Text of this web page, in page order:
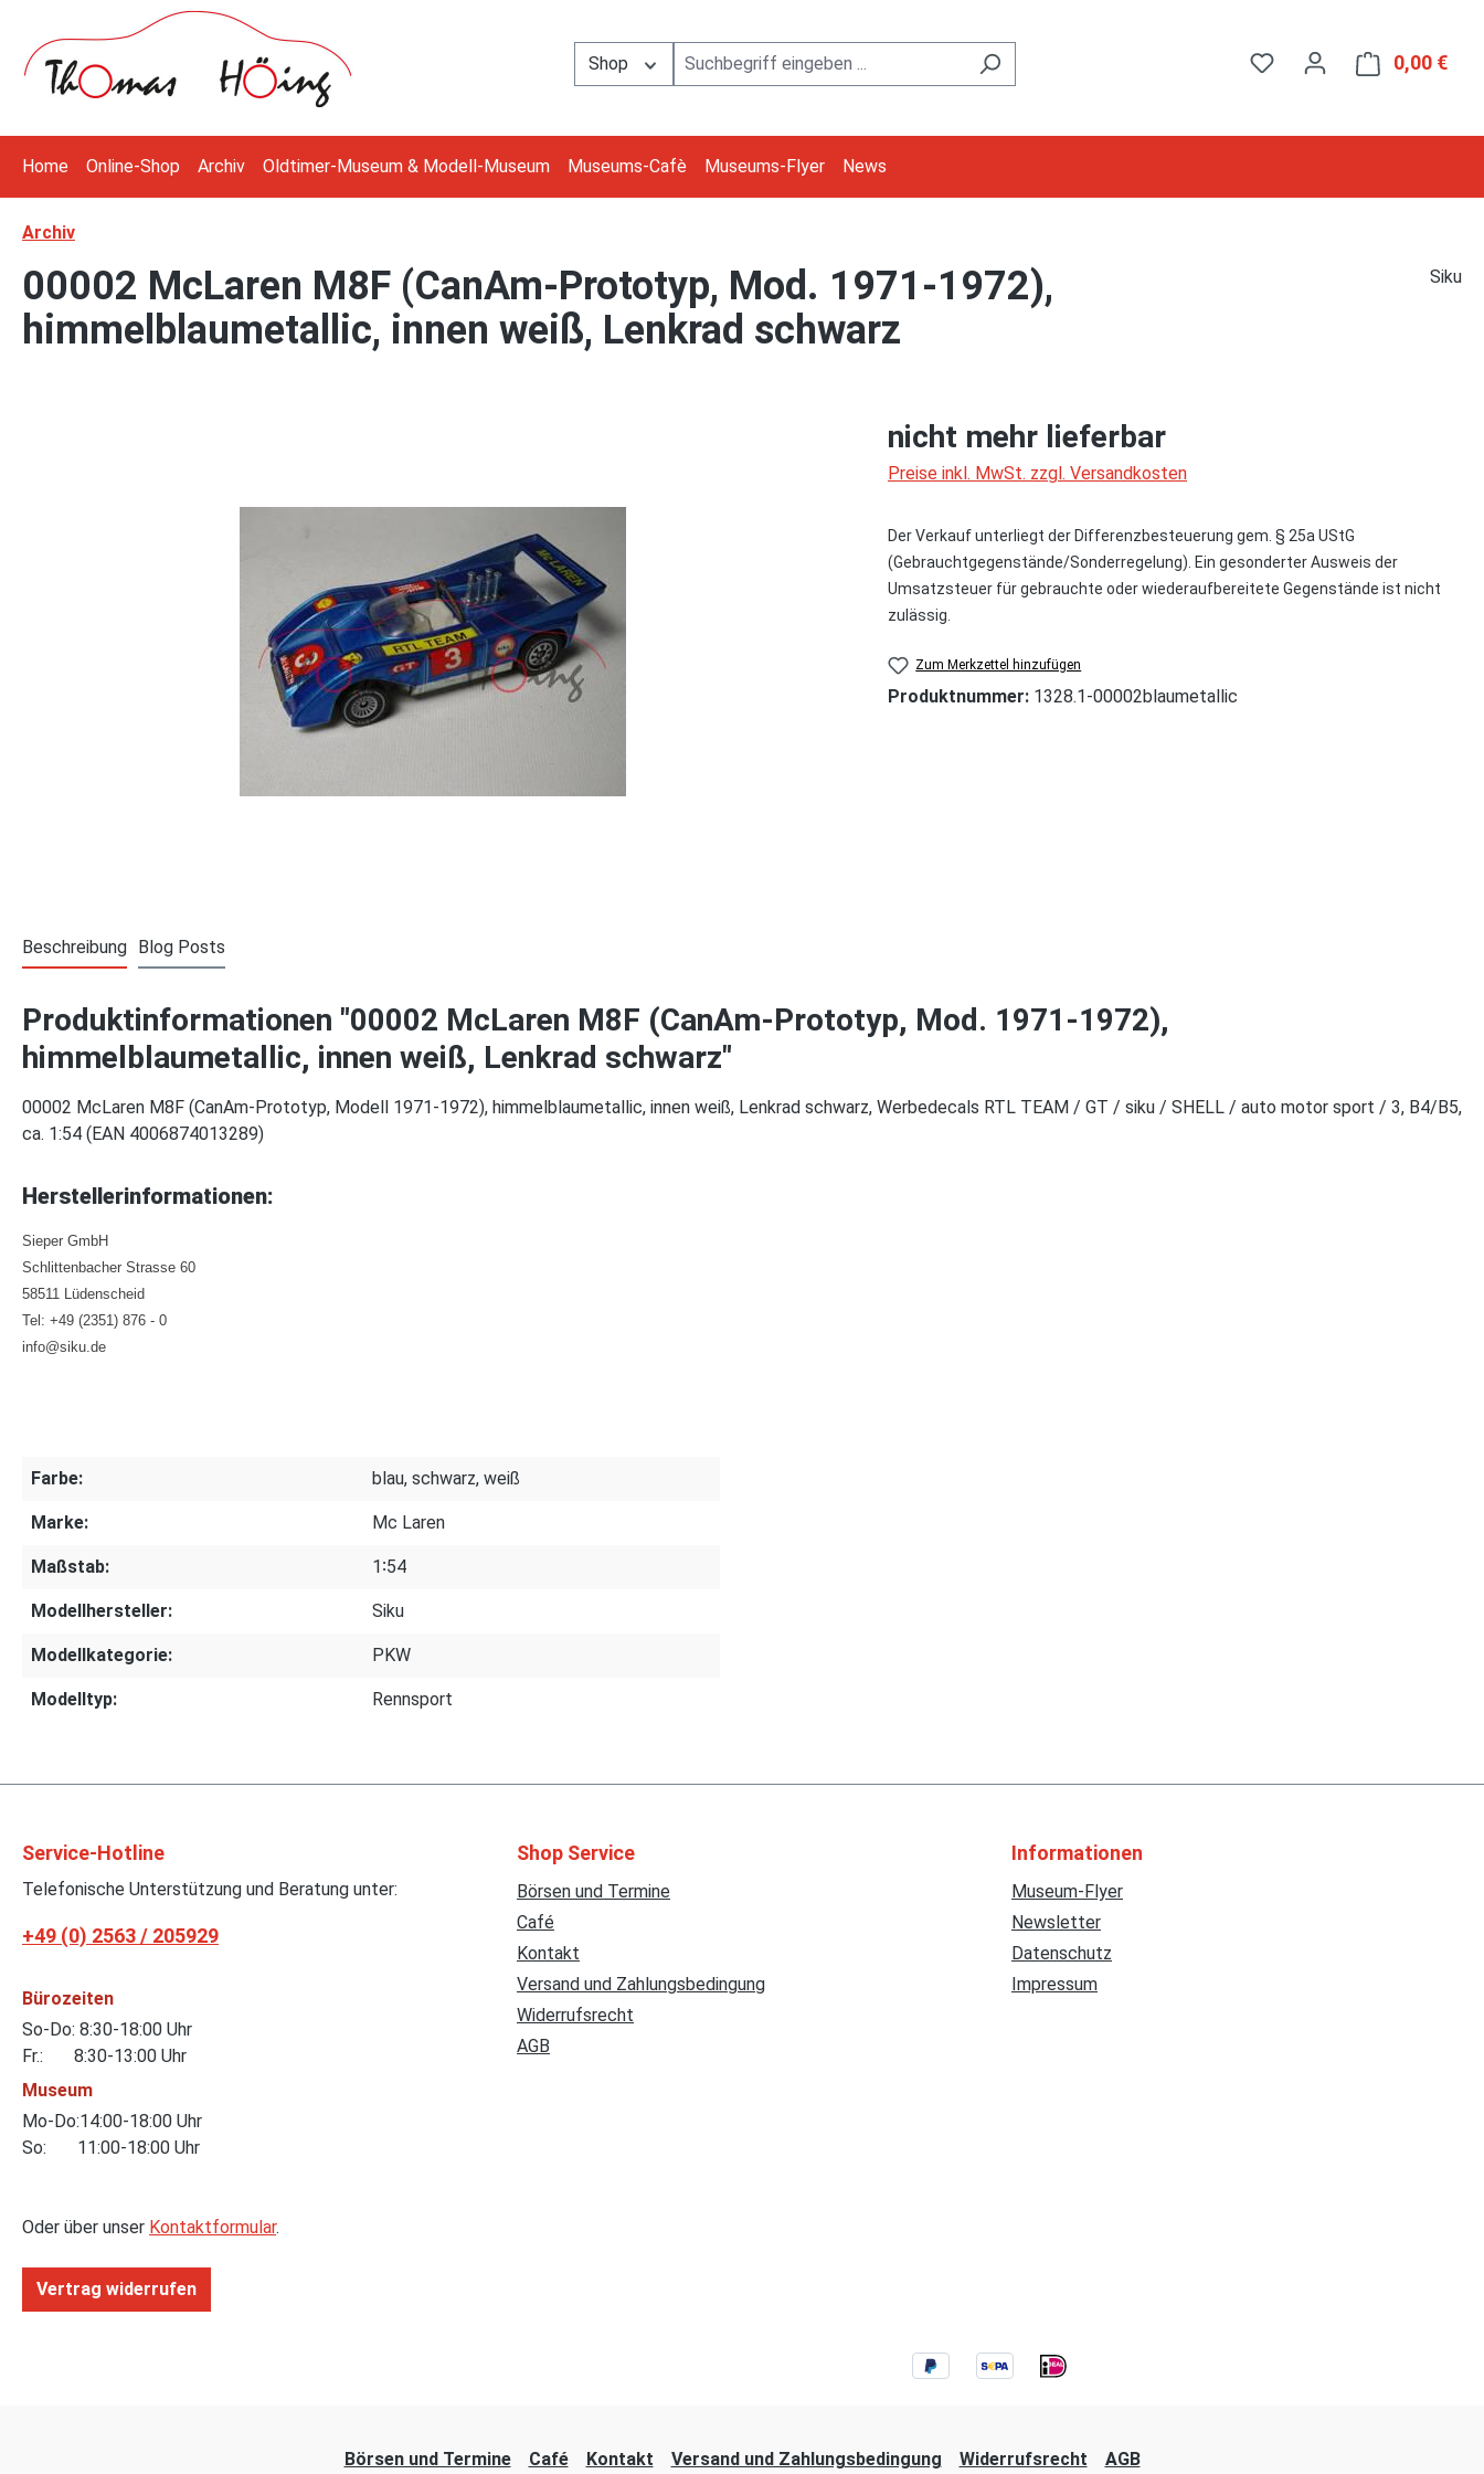
Hauptinhalt springen
Zur Suche springen
Zur Hauptnavigation springen
Shop
0,00 €
Home Online-Shop Archiv Oldtimer-Museum & Modell-Museum Museums-Cafè Museums-Flyer News
Archiv
00002 McLaren M8F (CanAm-Prototyp, Mod. 1971-1972),
himmelblaumetallic, innen weiß, Lenkrad schwarz
Siku
nicht mehr lieferbar
Preise inkl. MwSt. zzgl. Versandkosten
Der Verkauf unterliegt der Differenzbesteuerung gem. § 25a UStG
(Gebrauchtgegenstände/Sonderregelung). Ein gesonderter Ausweis der
Umsatzsteuer für gebrauchte oder wiederaufbereitete Gegenstände ist nicht
zulässig.
Zum Merkzettel hinzufügen
Produktnummer: 1328.1-00002blaumetallic
Beschreibung Blog Posts
Produktinformationen "00002 McLaren M8F (CanAm-Prototyp, Mod. 1971-1972),
himmelblaumetallic, innen weiß, Lenkrad schwarz"
00002 McLaren M8F (CanAm-Prototyp, Modell 1971-1972), himmelblaumetallic, innen weiß, Lenkrad schwarz, Werbedecals RTL TEAM / GT / siku / SHELL / auto motor sport / 3, B4/B5,
ca. 1:54 (EAN 4006874013289)
Herstellerinformationen:
Sieper GmbH
Schlittenbacher Strasse 60
58511 Lüdenscheid
Tel: +49 (2351) 876 - 0
info@siku.de
Farbe: blau, schwarz, weiß
Marke: Mc Laren
Maßstab: 1∶54
Modellhersteller: Siku
Modellkategorie: PKW
Modelltyp: Rennsport
Service-Hotline
Telefonische Unterstützung und Beratung unter:
+49 (0) 2563 / 205929
Bürozeiten
So-Do: 8:30-18:00 Uhr
Fr.: 8:30-13:00 Uhr
Museum
Mo-Do:14:00-18:00 Uhr
So: 11:00-18:00 Uhr
Oder über unser Kontaktformular.
Vertrag widerrufen
Shop Service
Börsen und Termine
Café
Kontakt
Versand und Zahlungsbedingung
Widerrufsrecht
AGB
Informationen
Museum-Flyer
Newsletter
Datenschutz
Impressum
Börsen und Termine Café Kontakt Versand und Zahlungsbedingung Widerrufsrecht AGB